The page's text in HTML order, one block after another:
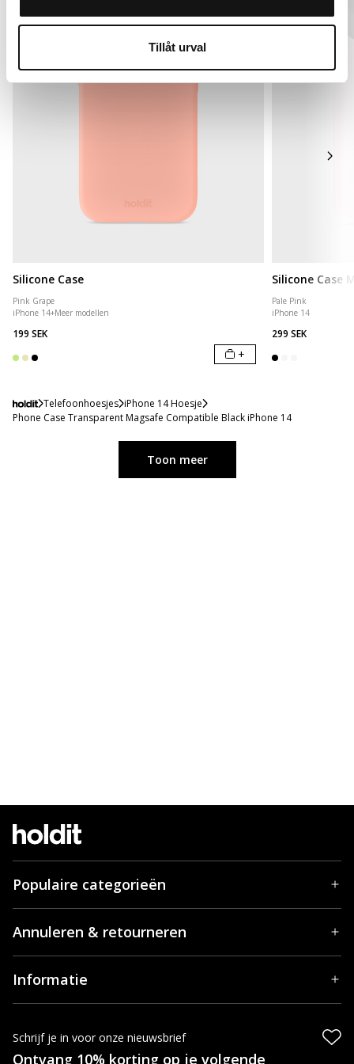
Tillåt urval
Silicone Case
Pink Grape
iPhone 14+Meer modellen
199 SEK
+
Silicone Case
Pale Pink
iPhone 14
299 SEK
Telefoonhoesjes iPhone 14 Hoesje
Phone Case Transparent Magsafe Compatible Black iPhone 14
Toon meer
Populaire categorieën
Annuleren & retourneren
Informatie
Schrijf je in voor onze nieuwsbrief
Ontvang 10% korting op je volgende